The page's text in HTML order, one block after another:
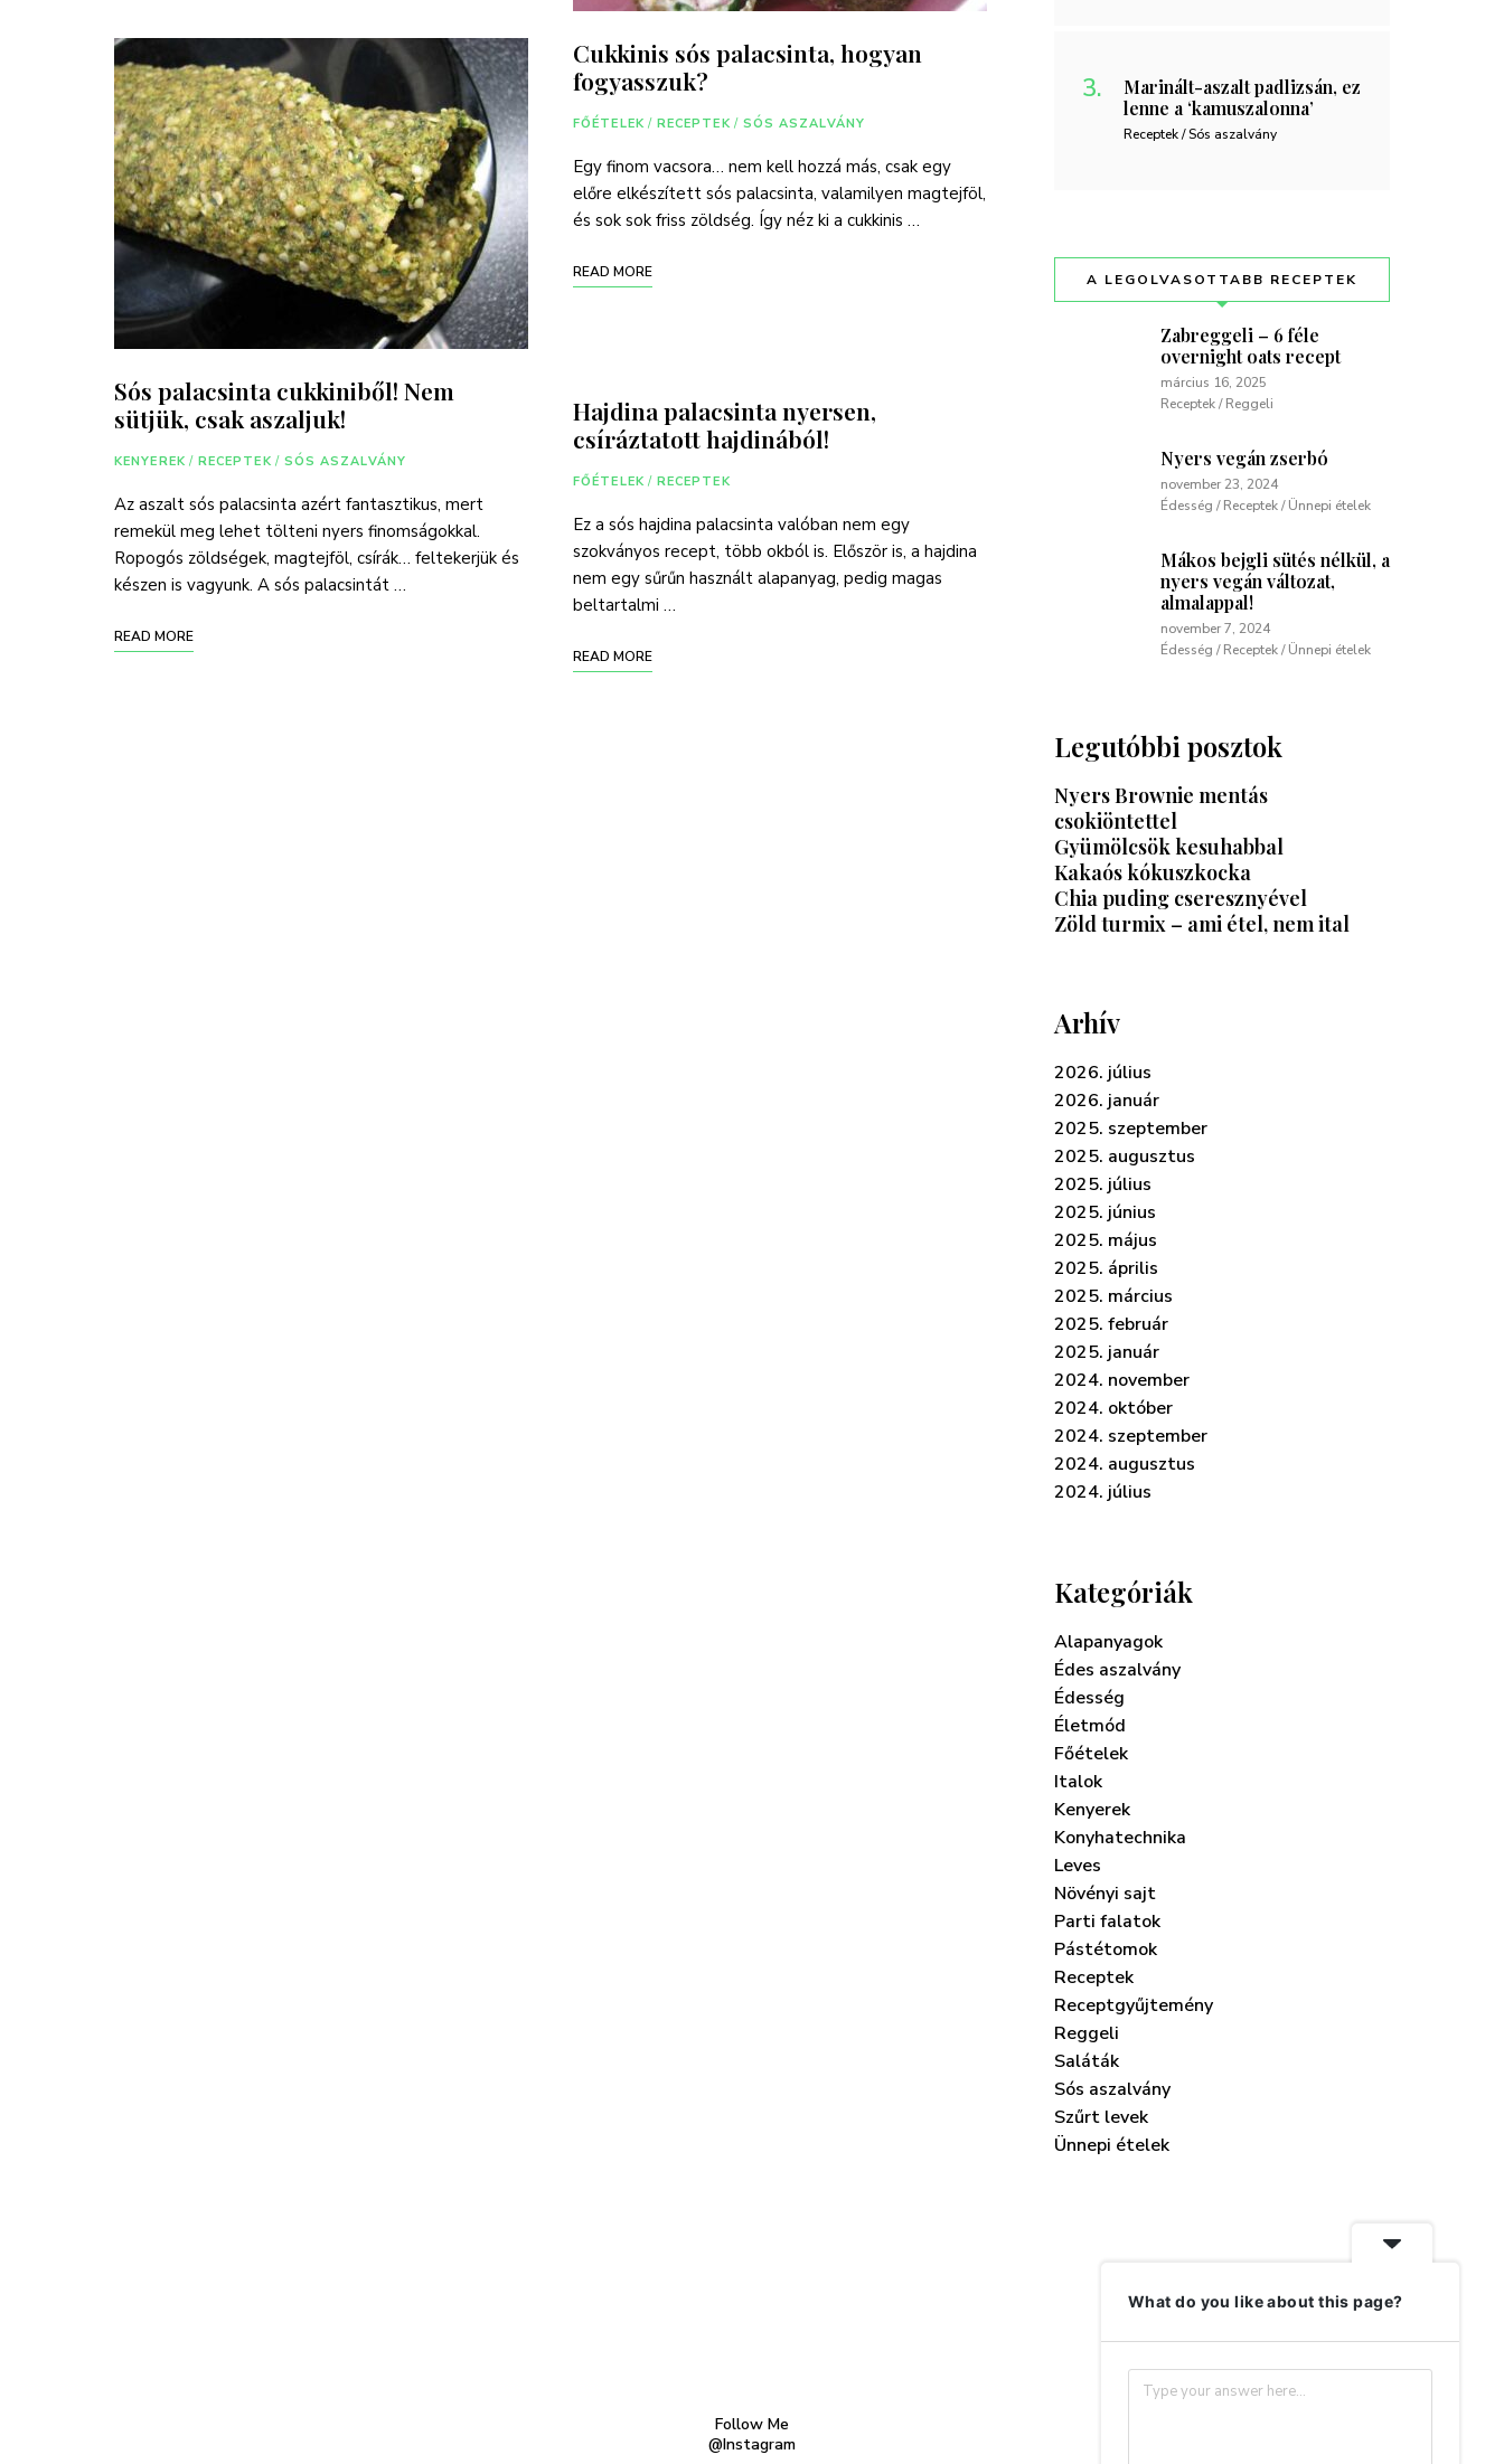
Sós palacsinta cukkiniből! Nem
sütjük, csak aszaljuk!
KENYEREK / RECEPTEK / SÓS ASZALVÁNY
Az aszalt sós palacsinta azért fantasztikus, mert
remekül meg lehet tölteni nyers finomságokkal.
Ropogós zöldségek, magtejföl, csírák… feltekerjük és
készen is vagyunk. A sós palacsintát …
READ MORE
Cukkinis sós palacsinta, hogyan
fogyasszuk?
FŐÉTELEK / RECEPTEK / SÓS ASZALVÁNY
Egy finom vacsora… nem kell hozzá más, csak egy
előre elkészített sós palacsinta, valamilyen magtejföl,
és sok sok friss zöldség. Így néz ki a cukkinis …
READ MORE
Hajdina palacsinta nyersen,
csíráztatott hajdinából!
FŐÉTELEK / RECEPTEK
Ez a sós hajdina palacsinta valóban nem egy
szokványos recept, több okból is. Először is, a hajdina
nem egy sűrűn használt alapanyag, pedig magas
beltartalmi …
READ MORE
Marinált-aszalt padlizsán, ez
lenne a ‘kamuszalonna’
Receptek / Sós aszalvány
A LEGOLVASOTTABB RECEPTEK
Zabreggeli – 6 féle
overnight oats recept
március 16, 2025
Receptek / Reggeli
Nyers vegán zserbó
november 23, 2024
Édesség / Receptek / Ünnepi ételek
Mákos bejgli sütés nélkül, a
nyers vegán változat,
almalappal!
november 7, 2024
Édesség / Receptek / Ünnepi ételek
Legutóbbi posztok
Nyers Brownie mentás
csokiöntettel
Gyümölcsök kesuhabbal
Kakaós kókuszkocka
Chia puding cseresznyével
Zöld turmix – ami étel, nem ital
Arhív
2026. július
2026. január
2025. szeptember
2025. augusztus
2025. július
2025. június
2025. május
2025. április
2025. március
2025. február
2025. január
2024. november
2024. október
2024. szeptember
2024. augusztus
2024. július
Kategóriák
Alapanyagok
Édes aszalvány
Édesség
Életmód
Főételek
Italok
Kenyerek
Konyhatechnika
Leves
Növényi sajt
Parti falatok
Pástétomok
Receptek
Receptgyűjtemény
Reggeli
Saláták
Sós aszalvány
Szűrt levek
Ünnepi ételek
Follow Me
@Instagram
What do you like about this page?